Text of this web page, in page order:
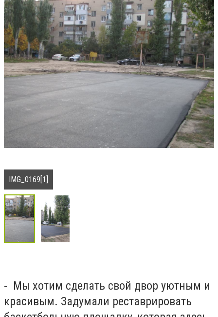
IMG_0169[1]
- Мы хотим сделать свой двор уютным и
красивым. Задумали реставрировать